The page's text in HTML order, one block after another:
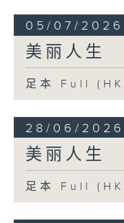
05/07/2026
美丽人生
足本 Full
28/06/2026
美丽人生
足本 Full